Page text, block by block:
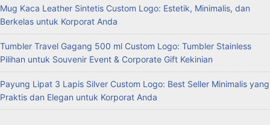
Mug Kaca Leather Sintetis Custom Logo: Estetik, Minimalis, dan
Berkelas untuk Korporat Anda
Tumbler Travel Gagang 500 ml Custom Logo: Tumbler Stainless
Pilihan untuk Souvenir Event & Corporate Gift Kekinian
Payung Lipat 3 Lapis Silver Custom Logo: Best Seller Minimalis yang
Praktis dan Elegan untuk Korporat Anda